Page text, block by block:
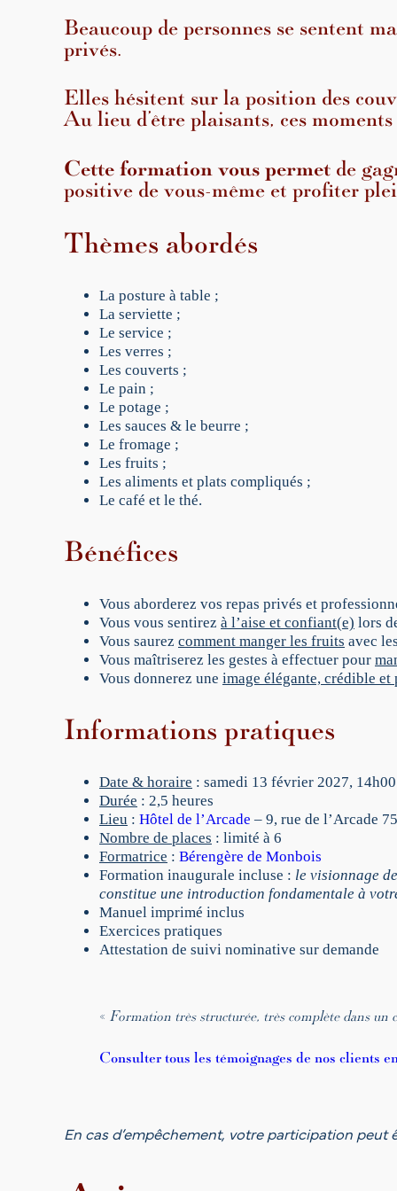
Beaucoup de personnes se sentent
privés.
Elles hésitent sur la position des
Au lieu d’être plaisants, ces
Cette formation vous permet de
positive de vous-même et profiter
Thèmes abordés
La posture à table ;
La serviette ;
Le service ;
Les verres ;
Les couverts ;
Le pain ;
Le potage ;
Les sauces & le beurre ;
Le fromage ;
Les fruits ;
Les aliments et plats compliqués ;
Le café et le thé.
Bénéfices
Vous aborderez vos repas privés et
Vous vous sentirez à l’aise et confiant(e) lors
Vous saurez comment manger les fruits avec
Vous maîtriserez les gestes à effectuer pour
Vous donnerez une image élégante, crédible
Informations pratiques
Date & horaire : samedi 13 février 2027,
Durée : 2,5 heures
Lieu : Hôtel de l’Arcade – 9, rue de l’Arcade
Nombre de places : limité à 6
Formatrice : Bérengère de Monbois
Formation inaugurale incluse : le visionnage
constitue une introduction fondamentale à
Manuel imprimé inclus
Exercices pratiques
Attestation de suivi nominative sur demande
« Formation très structurée, très complète dans un
Consulter tous les témoignages de nos clients
En cas d’empêchement, votre participation